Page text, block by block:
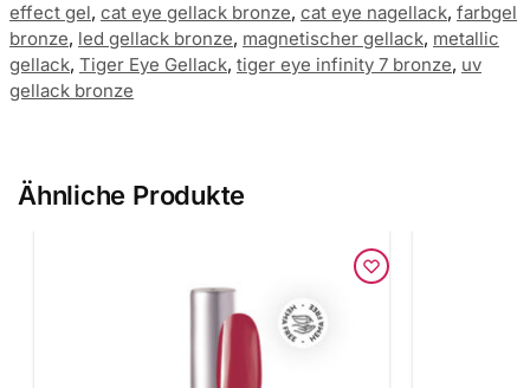
effect gel, cat eye gellack bronze, cat eye nagellack, farbgel
bronze, led gellack bronze, magnetischer gellack, metallic
gellack, Tiger Eye Gellack, tiger eye infinity 7 bronze, uv
gellack bronze
Ähnliche Produkte